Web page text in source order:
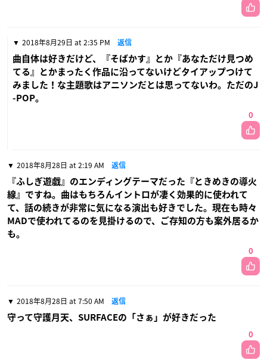
2018年8月29日 at 2:35 PM 返信
曲自体は好きだけど、『そばかす』とか『あなただけ見つめ
てる』とかまったく作品に沿ってないけどタイアップつけて
みました！な主題歌はアニソンだとは思ってないわ。ただのJ
-POP。
0
2018年8月28日 at 2:19 AM 返信
『ふしぎ遊戯』のエンディングテーマだった『ときめきの導火
線』ですね。曲はもちろんイントロが凄く効果的に使われて
て、話の続きが非常に気になる演出も好きでした。現在も時々
MADで使われてるのを見掛けるので、ご存知の方も案外居るか
も。
0
2018年8月28日 at 7:50 AM 返信
守って守護月天、SURFACEの「さぁ」が好きだった
0